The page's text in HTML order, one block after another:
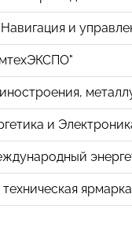
и
и
ярмарка